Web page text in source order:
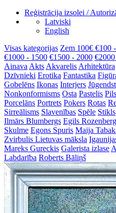
Reģistrācija izsolei /
Latviski
English
Visas kategorijas Zem 100€ €100
€1000 - 1500 €1500 - 2000
Ainava Akts Akvarelis Arhitektūra
Dzīvnieki Erotika Fantastika
Gobelēns Ikonas Interjers
Nonkonformisms Osta Pastelis
Porcelāns Portrets Pokers Rotas
Sirreālisms Slavenības Spēle Stikls
Ilmārs Blumbergs Egils
Skulme Egons Spuris Maija
Zvirbulis Lietuvas māksla
Mareks Gureckis Galerista izlase
Labdarība Roberts Bāliņš